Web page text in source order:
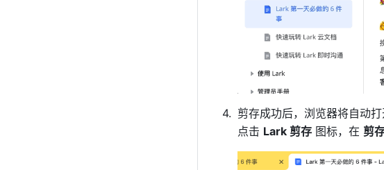
剪存成功后，浏览器将自动
点击 Lark 剪存 图标，在 剪